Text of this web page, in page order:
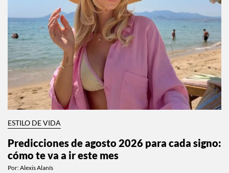
ESTILO DE VIDA
Predicciones de agosto 2026 para cada signo:
cómo te va a ir este mes
Por:Alexis Alanís